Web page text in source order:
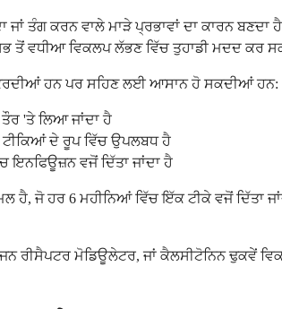
ਤੰਗ ਕਰਨ ਵਾਲੇ ਮਾੜੇ ਪ੍ਰਭਾਵਾਂ ਦਾ ਕਾਰਨ
ਤੋਂ ਵਧੀਆ ਵਿਕਲਪ ਲੱਭਣ ਵਿੱਚ ਤੁਹਾਡੀ ਮਦਦ ਕਰ
ਹਨ ਪਰ ਸਹਿਣ ਲਈ ਆਸਾਨ ਹੋ ਸਕਦੀਆਂ ਹਨ:
'ਤੇ ਲਿਆ ਜਾਂਦਾ ਹੈ
ਟੀਕਿਆਂ ਦੇ ਰੂਪ ਵਿੱਚ ਉਪਲਬਧ ਹੈ
ਇਨਫਿਊਜ਼ਨ ਵਜੋਂ ਦਿੱਤਾ ਜਾਂਦਾ ਹੈ
ਹੈ, ਜੋ ਹਰ 6 ਮਹੀਨਿਆਂ ਵਿੱਚ ਇੱਕ ਟੀਕੇ ਵਜੋਂ ਦਿੱਤਾ
ਰੀਸੈਪਟਰ ਮੋਡਿਊਲੇਟਰ, ਜਾਂ ਕੈਲਸੀਟੋਨਿਨ ਢੁਕਵੇਂ